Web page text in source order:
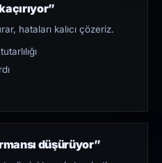
hataları kalıcı çözeriz.
düşürüyor”